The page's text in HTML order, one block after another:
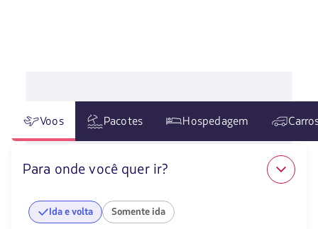
Voos Pacotes Hospedagem
Para onde você quer ir?
Ida e volta Somente ida